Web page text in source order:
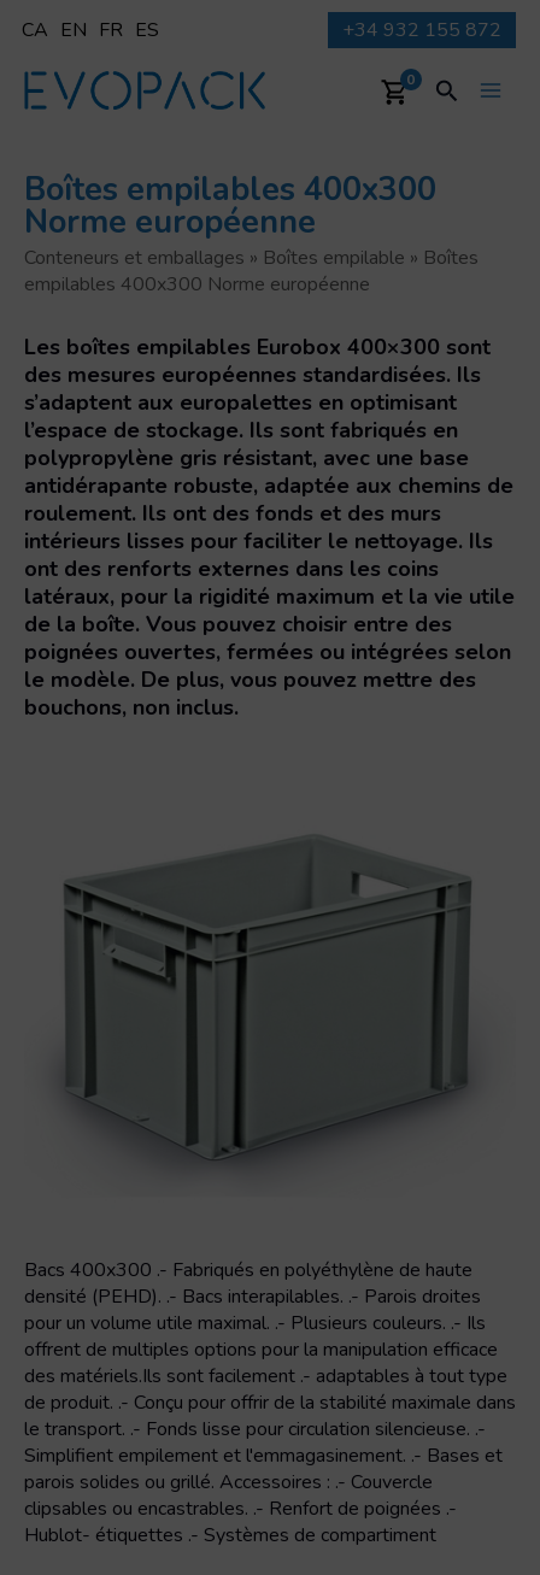
contenu
CA EN FR ES +34 932 155 872
0
Boîtes empilables 400x300
Norme européenne
Conteneurs et emballages » Boîtes empilable » Boîtes
empilables 400x300 Norme européenne
Les boîtes empilables Eurobox 400×300 sont
des mesures européennes standardisées. Ils
s’adaptent aux europalettes en optimisant
l’espace de stockage. Ils sont fabriqués en
polypropylène gris résistant, avec une base
antidérapante robuste, adaptée aux chemins de
roulement. Ils ont des fonds et des murs
intérieurs lisses pour faciliter le nettoyage. Ils
ont des renforts externes dans les coins
latéraux, pour la rigidité maximum et la vie utile
de la boîte. Vous pouvez choisir entre des
poignées ouvertes, fermées ou intégrées selon
le modèle. De plus, vous pouvez mettre des
bouchons, non inclus.
Bacs 400x300 .- Fabriqués en polyéthylène de haute
densité (PEHD). .- Bacs interapilables. .- Parois droites
pour un volume utile maximal. .- Plusieurs couleurs. .- Ils
offrent de multiples options pour la manipulation efficace
des matériels.Ils sont facilement .- adaptables à tout type
de produit. .- Conçu pour offrir de la stabilité maximale dans
le transport. .- Fonds lisse pour circulation silencieuse. .-
Simplifient empilement et l'emmagasinement. .- Bases et
parois solides ou grillé. Accessoires : .- Couvercle
clipsables ou encastrables. .- Renfort de poignées .-
Hublot- étiquettes .- Systèmes de compartiment